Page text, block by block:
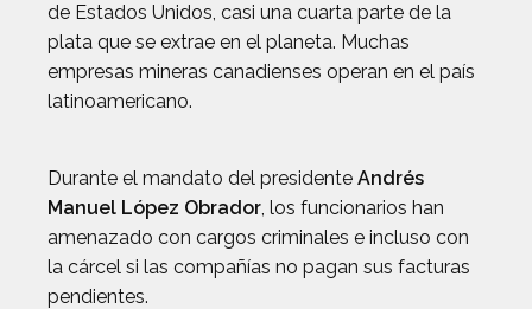
de Estados Unidos, casi una cuarta parte de la
plata que se extrae en el planeta. Muchas
empresas mineras canadienses operan en el país
latinoamericano.
Durante el mandato del presidente Andrés
Manuel López Obrador, los funcionarios han
amenazado con cargos criminales e incluso con
la cárcel si las compañías no pagan sus facturas
pendientes.